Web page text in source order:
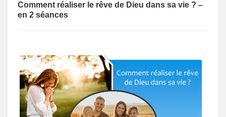
Comment réaliser le rêve de Dieu dans sa vie ? –
en 2 séances